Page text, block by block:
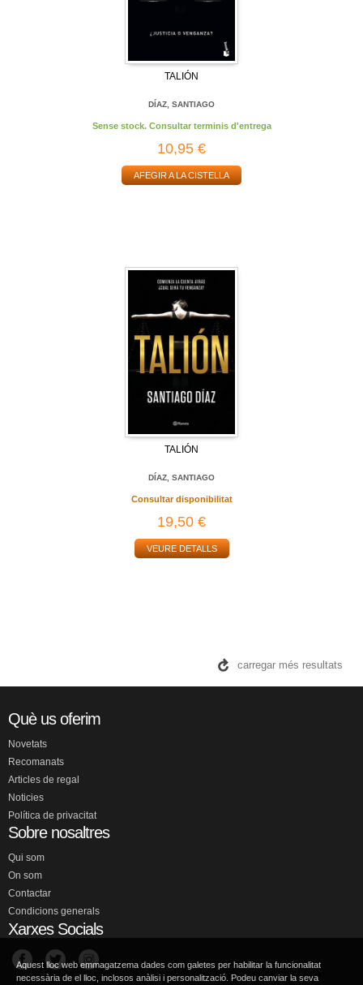
TALIÓN
DÍAZ, SANTIAGO
Sense stock. Consultar terminis d'entrega
10,95 €
AFEGIR A LA CISTELLA
TALIÓN
DÍAZ, SANTIAGO
Consultar disponibilitat
19,50 €
VEURE DETALLS
carregar més resultats
Què us oferim
Novetats
Recomanats
Articles de regal
Noticies
Política de privacitat
Sobre nosaltres
Qui som
On som
Contactar
Condicions generals
Xarxes Socials
Aquest lloc web emmagatzema dades com galetes per habilitar la funcionalitat
necessària de el lloc, inclosos anàlisi i personalització. Podeu canviar la seva